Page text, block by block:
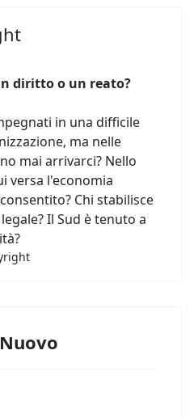
diritto o un reato?
in una difficile
ma nelle
mai arrivarci? Nello
versa l'economia
Chi stabilisce
Il Sud è tenuto a